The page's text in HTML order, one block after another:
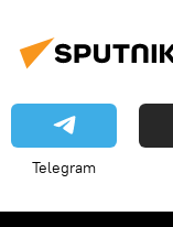
Telegram